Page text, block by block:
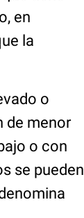
en
la
o
de menor
o con
se pueden